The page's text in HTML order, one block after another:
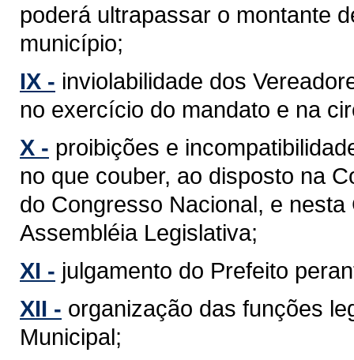
poderá ultrapassar o montante
município;
IX - inviolabilidade dos
no exercício do mandato e na
X - proibições e
no que couber, ao disposto na
do Congresso Nacional, e
Assembléia Legislativa;
XI - julgamento do Prefeito
XII - organização das funções
Municipal;